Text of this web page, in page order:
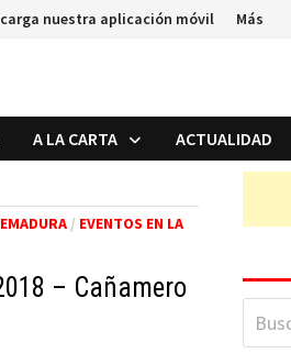
nuestra aplicación móvil Más
A LA CARTA ACTUALIDAD
/ EVENTOS EN LA
– Cañamero
Buscar: